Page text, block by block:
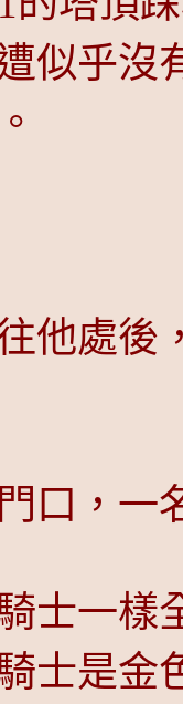
似乎沒
他處後
口，一
士一樣
士是金